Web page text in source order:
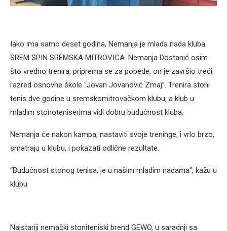
Iako ima samo deset godina, Nemanja je mlada nada kluba
SREM SPIN SREMSKA MITROVICA. Nemanja Dostanić osim
što vredno trenira, priprema se za pobede, on je završio treći
razred osnovne škole “Jovan Jovanović Zmaj”. Trenira stoni
tenis dve godine u sremskomitrovačkom klubu, a klub u
mladim stonoteniserima vidi dobru budućnost kluba.
Nemanja će nakon kampa, nastaviti svoje treninge, i vrlo brzo,
smatraju u klubu, i pokazati odlične rezultate.
“Budućnost stonog tenisa, je u našim mladim nadama”, kažu u
klubu.
Najstariji nemački stoniteniski brend GEWO, u saradnji sa